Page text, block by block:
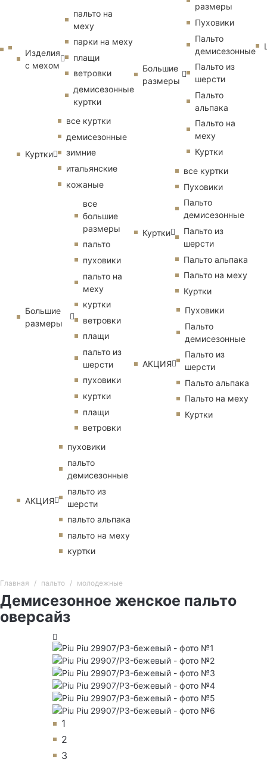
Изделия
с мехом
пальто на
меху
парки на меху
плащи
ветровки
демисезонные
куртки
Куртки
все куртки
демисезонные
зимние
итальянские
кожаные
Большие
размеры
все
большие
размеры
пальто
пуховики
пальто на
меху
куртки
ветровки
плащи
пальто из
шерсти
пуховики
куртки
плащи
ветровки
АКЦИЯ
пуховики
пальто
демисезонные
пальто из
шерсти
пальто альпака
пальто на меху
куртки
Большие
размеры
размеры
Пуховики
Пальто
демисезонные
Пальто из
шерсти
Пальто
альпака
Пальто на
меху
Куртки
Куртки
все куртки
Пуховики
Пальто
демисезонные
Пальто из
шерсти
Пальто альпака
Пальто на меху
Куртки
АКЦИЯ
Пуховики
Пальто
демисезонные
Пальто из
шерсти
Пальто альпака
Пальто на меху
Куртки
Главная пальто молодежные
Демисезонное женское пальто
оверсайз
1
2
3